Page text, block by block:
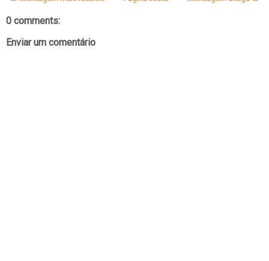
0 comments:
Enviar um comentário